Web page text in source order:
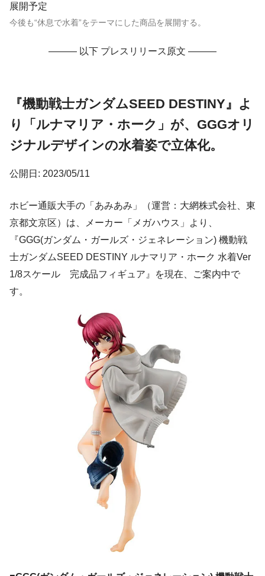
展開予定
今後も“休息で水着”をテーマにした商品を展開する。
——— 以下 プレスリリース原文 ———
『機動戦士ガンダムSEED DESTINY』よ
り「ルナマリア・ホーク」が、GGGオリ
ジナルデザインの水着姿で立体化。
公開日: 2023/05/11
ホビー通販大手の「あみあみ」（運営：大網株式会社、東
京都文京区）は、メーカー「メガハウス」より、
『GGG(ガンダム・ガールズ・ジェネレーション) 機動戦
士ガンダムSEED DESTINY ルナマリア・ホーク 水着Ver
1/8スケール 完成品フィギュア』を現在、ご案内中で
す。